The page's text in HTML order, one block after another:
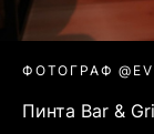
ФОТОГРАФ
Пинта Bar &